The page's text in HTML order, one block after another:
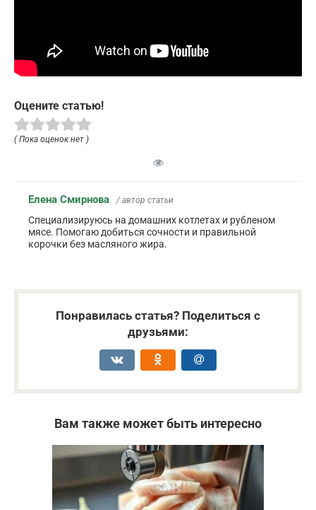
Оцените статью!
( Пока оценок нет )
Елена Смирнова / автор статьи
Специализируюсь на домашних котлетах и рубленом
мясе. Помогаю добиться сочности и правильной
корочки без масляного жира.
Понравилась статья? Поделиться с
друзьями:
Вам также может быть интересно